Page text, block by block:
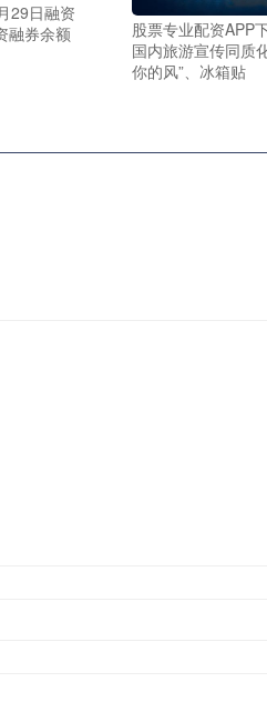
29日融资
融券余额
股票专业配资APP
国内旅游宣传同质
你的风”、冰箱贴